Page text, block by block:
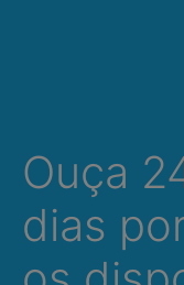
Ouça
dias